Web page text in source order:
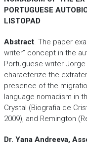
PORTUGUESE
LISTOPAD
Abstract. The paper
writer” concept in the
Portuguese writer
characterize the
presence of the
language nomadism in
Crystal (Biografia de
2009), and Remington
Dr. Yana Andreeva,